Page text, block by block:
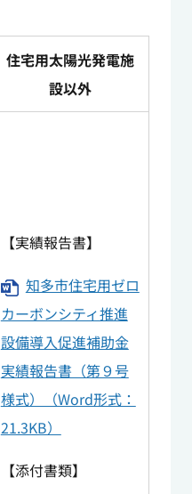
住宅用太陽光発電施
設以外
【実績報告書】
知多市住宅用ゼロ
カーボンシティ推進
設備導入促進補助金
実績報告書（第９号
様式）（Word形式：
21.3KB）
【添付書類】